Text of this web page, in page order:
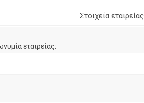
Στοιχεία εταιρείας
εταιρείας: